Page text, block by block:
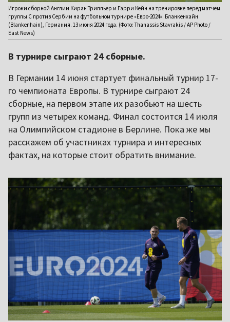
Игроки сборной Англии Киран Триппьер и Гарри Кейн на тренировке перед матчем
группы С против Сербии на футбольном турнире «Евро-2024». Бланкенхайн
(Blankenhain), Германия. 13 июня 2024 года. (Фото: Thanassis Stavrakis / AP Photo /
East News)
В турнире сыграют 24 сборные.
В Германии 14 июня стартует финальный турнир 17-
го чемпионата Европы. В турнире сыграют 24
сборные, на первом этапе их разобьют на шесть
групп из четырех команд. Финал состоится 14 июля
на Олимпийском стадионе в Берлине. Пока же мы
расскажем об участниках турнира и интересных
фактах, на которые стоит обратить внимание.